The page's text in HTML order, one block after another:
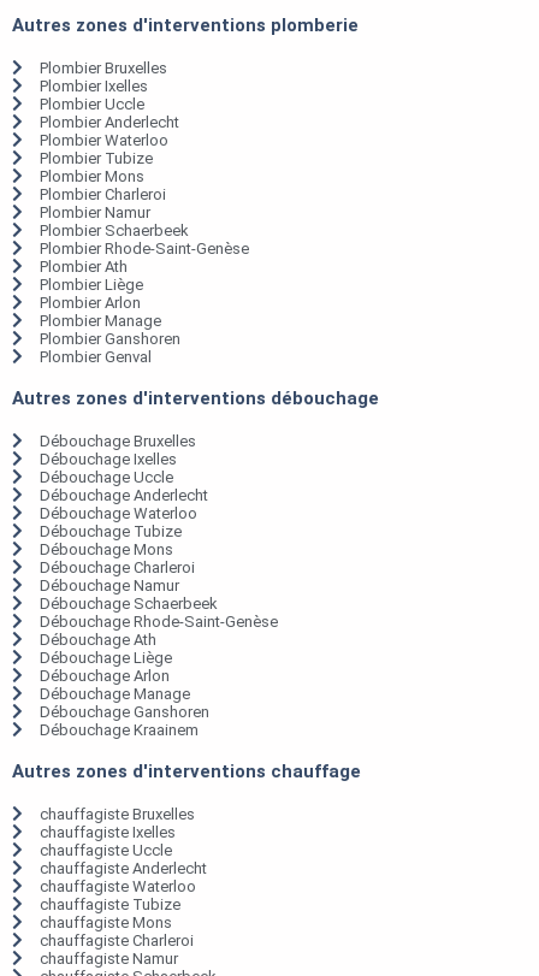
Autres zones d'interventions plomberie
Plombier Bruxelles
Plombier Ixelles
Plombier Uccle
Plombier Anderlecht
Plombier Waterloo
Plombier Tubize
Plombier Mons
Plombier Charleroi
Plombier Namur
Plombier Schaerbeek
Plombier Rhode-Saint-Genèse
Plombier Ath
Plombier Liège
Plombier Arlon
Plombier Manage
Plombier Ganshoren
Plombier Genval
Autres zones d'interventions débouchage
Débouchage Bruxelles
Débouchage Ixelles
Débouchage Uccle
Débouchage Anderlecht
Débouchage Waterloo
Débouchage Tubize
Débouchage Mons
Débouchage Charleroi
Débouchage Namur
Débouchage Schaerbeek
Débouchage Rhode-Saint-Genèse
Débouchage Ath
Débouchage Liège
Débouchage Arlon
Débouchage Manage
Débouchage Ganshoren
Débouchage Kraainem
Autres zones d'interventions chauffage
chauffagiste Bruxelles
chauffagiste Ixelles
chauffagiste Uccle
chauffagiste Anderlecht
chauffagiste Waterloo
chauffagiste Tubize
chauffagiste Mons
chauffagiste Charleroi
chauffagiste Namur